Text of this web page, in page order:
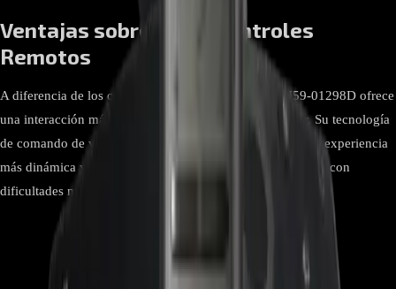
Ventajas sobre otros Controles
Remotos
A diferencia de los controles remotos estándar, el BN59-01298D ofrece
una interacción más intuitiva y eficiente con tu televisor. Su tecnología
de comando de voz es ideal para aquellos que buscan una experiencia
más dinámica y accesible, especialmente útil para personas con
dificultades motoras o visuales.